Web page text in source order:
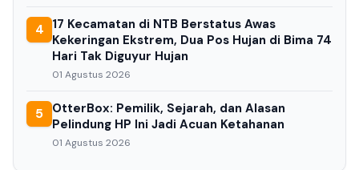
4 17 Kecamatan di NTB Berstatus Awas
Kekeringan Ekstrem, Dua Pos Hujan di Bima 74
Hari Tak Diguyur Hujan
01 Agustus 2026
5
OtterBox: Pemilik, Sejarah, dan Alasan
Pelindung HP Ini Jadi Acuan Ketahanan
01 Agustus 2026